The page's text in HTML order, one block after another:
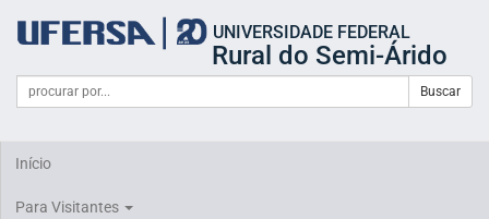
portal
UFERSA
UNIVERSIDADE FEDERAL
Rural do Semi-Árido
Formulário
Busca
Campo
de
Buscar
Início
Para Visitantes